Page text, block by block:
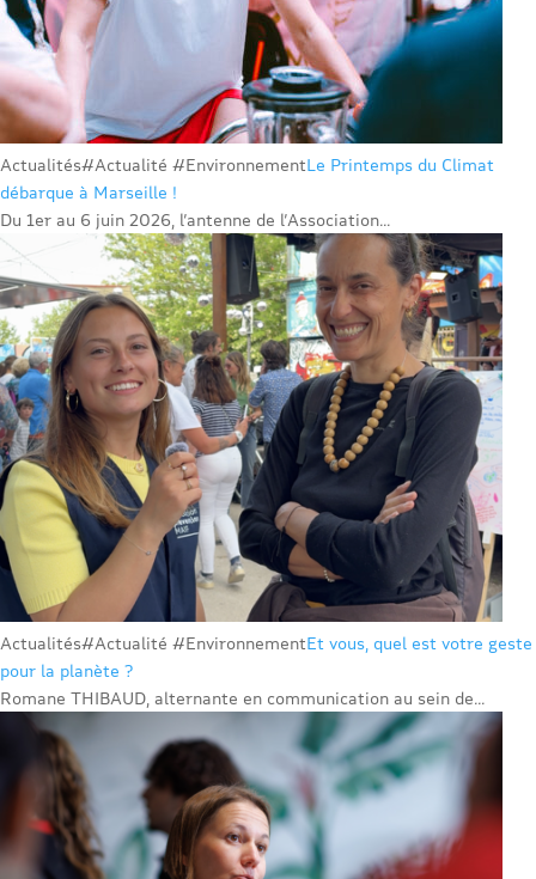
Actualités#Actualité #EnvironnementLe Printemps du Climat
débarque à Marseille !
Du 1er au 6 juin 2026, l’antenne de l’Association...
Actualités#Actualité #EnvironnementEt vous, quel est votre geste
pour la planète ?
Romane THIBAUD, alternante en communication au sein de...